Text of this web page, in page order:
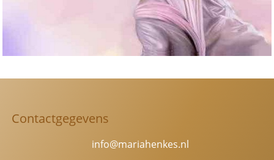
Contactgegevens
info@mariahenkes.nl